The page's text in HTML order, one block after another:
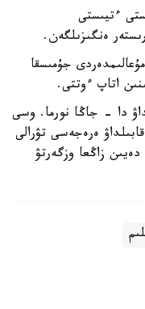
ءتيىستى
ەنگىزىلگەن.
جۇمىسقا
اتاپ ءوتتى.
دا - جاڭا نورما. وسى
ەرەجەسى تۋرالى
زاڭعا وزگەرتۋ